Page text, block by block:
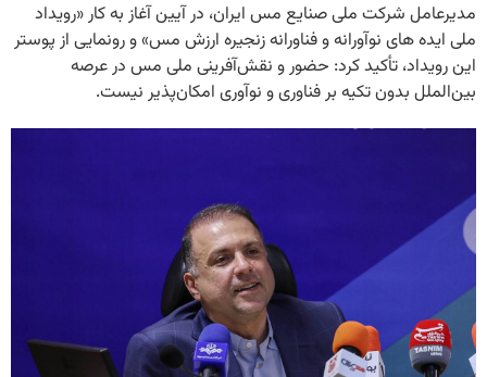
مدیرعامل شرکت ملی صنایع مس ایران، در آیین آغاز به کار «رویداد
ملی ایده های نوآورانه و فناورانه زنجیره ارزش مس» و رونمایی از پوستر
این رویداد، تأکید کرد: حضور و نقش‌آفرینی ملی مس در عرصه
بین‌الملل بدون تکیه بر فناوری و نوآوری امکان‌پذیر نیست.